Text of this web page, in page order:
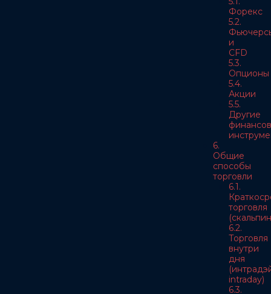
Форекс
5.2.
и
CFD
5.3.
Опционы
5.4.
Акции
5.5.
Другие
6.
Общие
способы
торговли
6.1.
торговля
6.2.
Торговля
внутри
дня
intraday)
6.3.